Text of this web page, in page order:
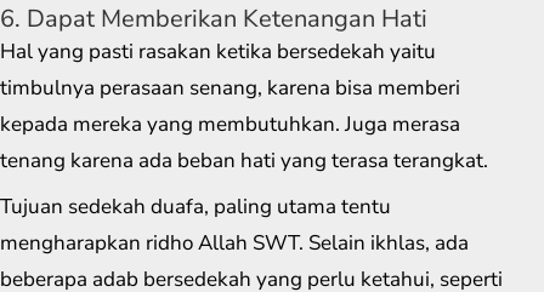
6. Dapat Memberikan Ketenangan Hati
Hal yang pasti rasakan ketika bersedekah yaitu
timbulnya perasaan senang, karena bisa memberi
kepada mereka yang membutuhkan. Juga merasa
tenang karena ada beban hati yang terasa terangkat.
Tujuan sedekah duafa, paling utama tentu
mengharapkan ridho Allah SWT. Selain ikhlas, ada
beberapa adab bersedekah yang perlu ketahui, seperti